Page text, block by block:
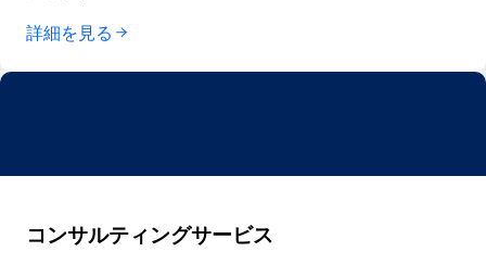
詳細を見る
コンサルティングサービス